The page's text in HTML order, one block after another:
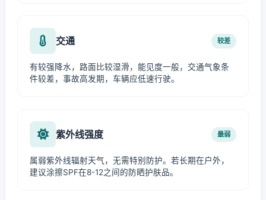
交通 较差
有较强降水，路面比较湿滑，能见度一般，交通气象条
件较差，事故高发期，车辆应低速行驶。
紫外线强度 最弱
属弱紫外线辐射天气，无需特别防护。若长期在户外，
建议涂擦SPF在8-12之间的防晒护肤品。